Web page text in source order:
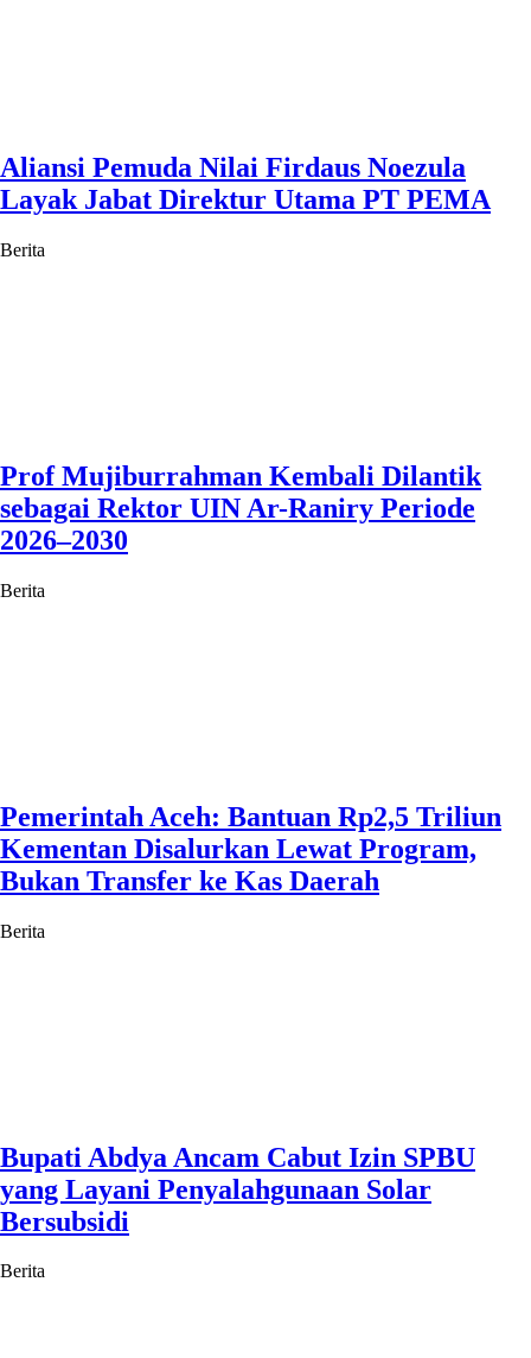
Aliansi Pemuda Nilai Firdaus Noezula
Layak Jabat Direktur Utama PT PEMA
Berita
Prof Mujiburrahman Kembali Dilantik
sebagai Rektor UIN Ar-Raniry Periode
2026–2030
Berita
Pemerintah Aceh: Bantuan Rp2,5 Triliun
Kementan Disalurkan Lewat Program,
Bukan Transfer ke Kas Daerah
Berita
Bupati Abdya Ancam Cabut Izin SPBU
yang Layani Penyalahgunaan Solar
Bersubsidi
Berita